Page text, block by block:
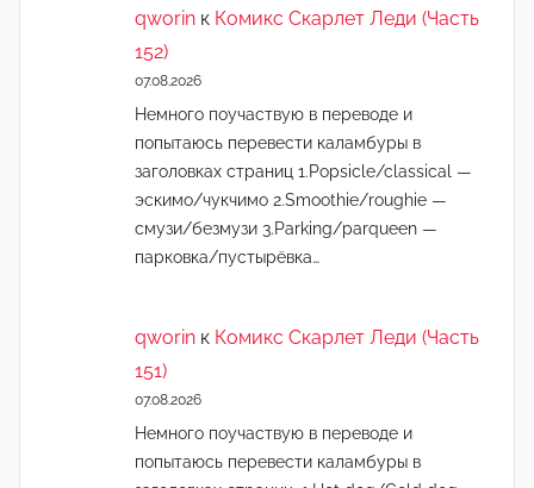
qworin к Комикс Скарлет Леди (Часть
152)
07.08.2026
Немного поучаствую в переводе и
попытаюсь перевести каламбуры в
заголовках страниц 1.Popsicle/classical —
эскимо/чукчимо 2.Smoothie/roughie —
смузи/безмузи 3.Parking/parqueen —
парковка/пустырёвка…
qworin к Комикс Скарлет Леди (Часть
151)
07.08.2026
Немного поучаствую в переводе и
попытаюсь перевести каламбуры в